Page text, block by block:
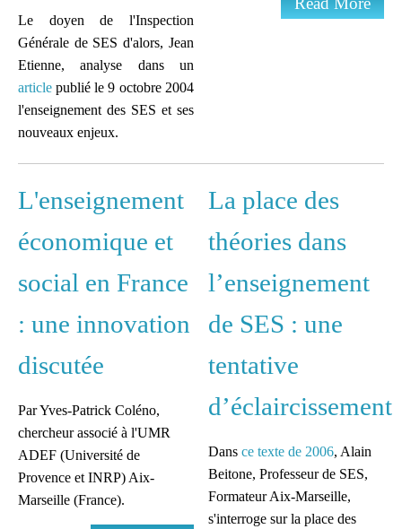
Le doyen de l'Inspection
Générale de SES d'alors, Jean
Etienne, analyse dans un
article publié le 9 octobre 2004
l'enseignement des SES et ses
nouveaux enjeux.
L'enseignement
économique et
social en France
: une innovation
discutée
Par Yves-Patrick Coléno,
chercheur associé à l'UMR
ADEF (Université de
Provence et INRP) Aix-
Marseille (France).
La place des
théories dans
l’enseignement
de SES : une
tentative
d’éclaircissement
Dansce texte de 2006, Alain
Beitone, Professeur de SES,
Formateur Aix-Marseille,
s'interroge sur la place des